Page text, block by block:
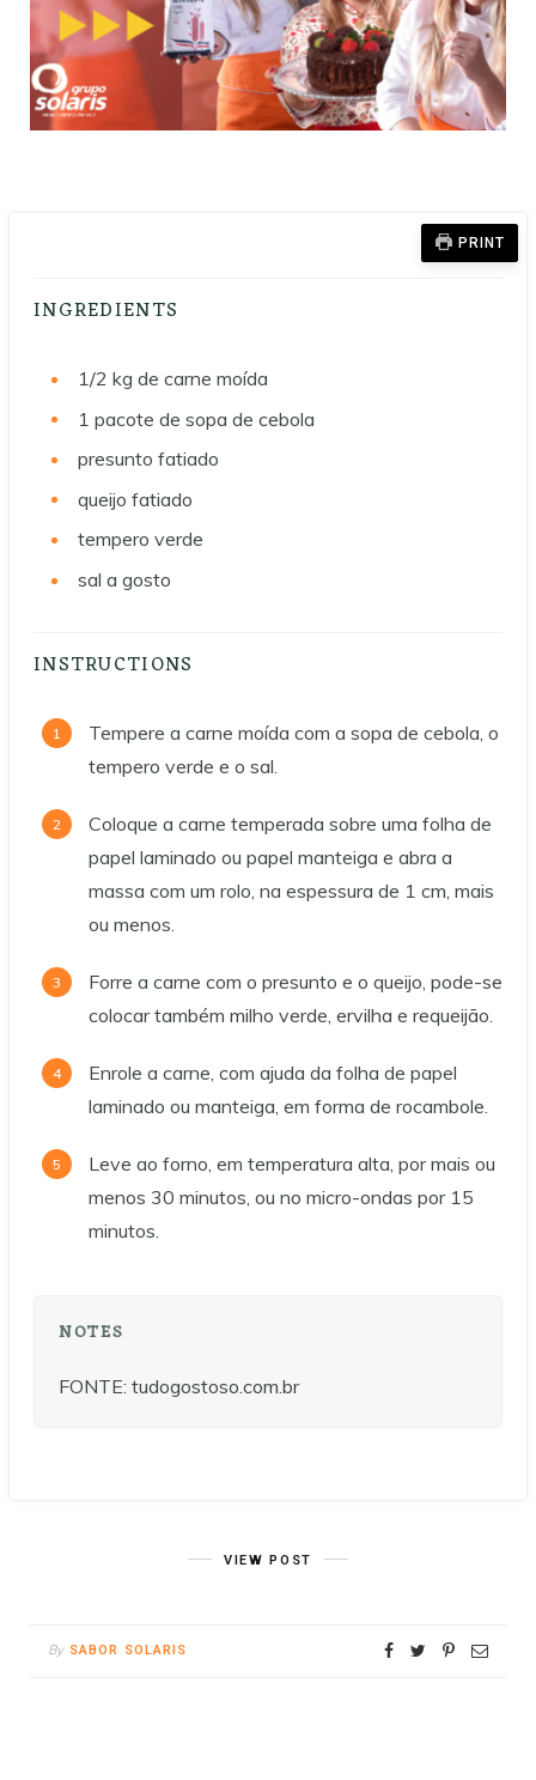
PRINT
INGREDIENTS
1/2 kg de carne moída
1 pacote de sopa de cebola
presunto fatiado
queijo fatiado
tempero verde
sal a gosto
INSTRUCTIONS
Tempere a carne moída com a sopa de cebola, o
tempero verde e o sal.
Coloque a carne temperada sobre uma folha de
papel laminado ou papel manteiga e abra a
massa com um rolo, na espessura de 1 cm, mais
ou menos.
Forre a carne com o presunto e o queijo, pode-se
colocar também milho verde, ervilha e requeijão.
Enrole a carne, com ajuda da folha de papel
laminado ou manteiga, em forma de rocambole.
Leve ao forno, em temperatura alta, por mais ou
menos 30 minutos, ou no micro-ondas por 15
minutos.
NOTES
FONTE: tudogostoso.com.br
VIEW POST
By SABOR SOLARIS